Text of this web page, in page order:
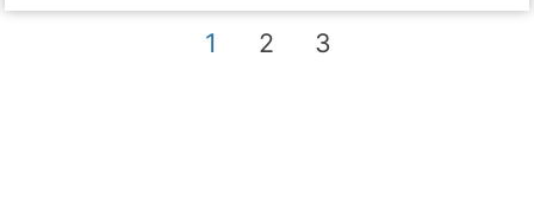
1 2 3